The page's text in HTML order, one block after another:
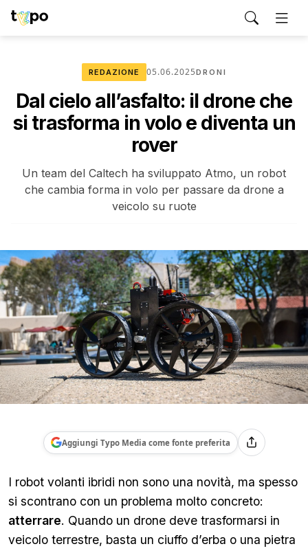
REDAZIONE 05.06.2025DRONI
Dal cielo all’asfalto: il drone che
si trasforma in volo e diventa un
rover
Un team del Caltech ha sviluppato Atmo, un robot
che cambia forma in volo per passare da drone a
veicolo su ruote
Aggiungi Typo Media come fonte preferita
I robot volanti ibridi non sono una novità, ma spesso
si scontrano con un problema molto concreto:
atterrare. Quando un drone deve trasformarsi in
veicolo terrestre, basta un ciuffo d’erba o una pietra